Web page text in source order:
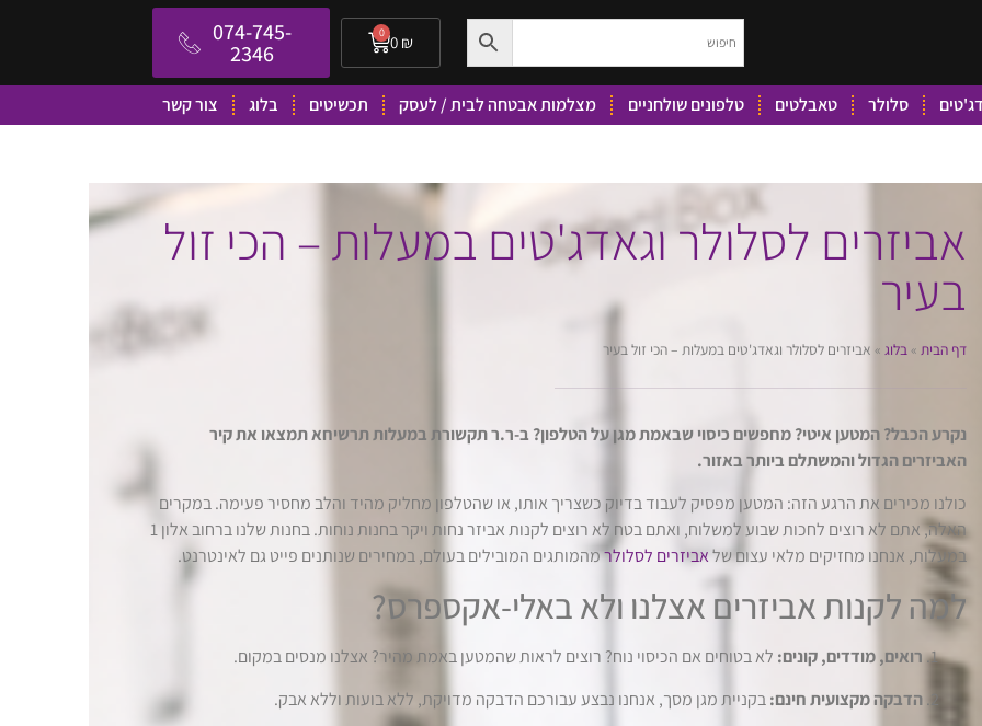
0 ₪
0
074-745-
2346
סלולר טאבלטים טלפונים שולחניים מצלמות אבטחה לבית / לעסק תכשיטים בלוג צור קשר
אביזרים לסלולר וגאדג'טים במעלות – הכי זול
בעיר
דף הבית»בלוג» אביזרים לסלולר וגאדג'טים במעלות – הכי זול בעיר
נקרע הכבל? המטען איטי? מחפשים כיסוי שבאמת מגן על הטלפון? ב-ר.ר תקשורת במעלות תרשיחא תמצאו את קיר
האביזרים הגדול והמשתלם ביותר באזור.
כולנו מכירים את הרגע הזה: המטען מפסיק לעבוד בדיוק כשצריך אותו, או שהטלפון מחליק מהיד והלב מחסיר פעימה. במקרים
האלה, אתם לא רוצים לחכות שבוע למשלוח, ואתם בטח לא רוצים לקנות אביזר נחות ויקר בחנות נוחות. בחנות שלנו ברחוב אלון 1
במעלות, אנחנו מחזיקים מלאי עצום שלאביזרים לסלולרמהמותגים המובילים בעולם, במחירים שנותנים פייט גם לאינטרנט.
למה לקנות אביזרים אצלנו ולא באלי-אקספרס?
רואים, מודדים, קונים: לא בטוחים אם הכיסוי נוח? רוצים לראות שהמטען באמת מהיר? אצלנו מנסים במקום.
הדבקה מקצועית חינם:בקניית מגן מסך, אנחנו נבצע עבורכם הדבקה מדויקת, ללא בועות וללא אבק.